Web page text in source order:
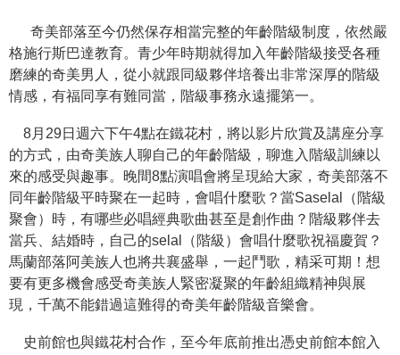
消
息
觀
展
覽
學
習
探
索
識
奇美部落至今仍然保存相當完整的年齡階級制度，依然嚴
格施行斯巴達教育。青少年時期就得加入年齡階級接受各種
磨練的奇美男人，從小就跟同級夥伴培養出非常深厚的階級
情感，有福同享有難同當，階級事務永遠擺第一。
8月29日週六下午4點在鐵花村，將以影片欣賞及講座分享
的方式，由奇美族人聊自己的年齡階級，聊進入階級訓練以
來的感受與趣事。晚間8點演唱會將呈現給大家，奇美部落不
同年齡階級平時聚在一起時，會唱什麼歌？當Saselal（階級
聚會）時，有哪些必唱經典歌曲甚至是創作曲？階級夥伴去
當兵、結婚時，自己的selal（階級）會唱什麼歌祝福慶賀？
馬蘭部落阿美族人也將共襄盛舉，一起鬥歌，精采可期！想
要有更多機會感受奇美族人緊密凝聚的年齡組織精神與展
現，千萬不能錯過這難得的奇美年齡階級音樂會。
史前館也與鐵花村合作，至今年底前推出憑史前館本館入